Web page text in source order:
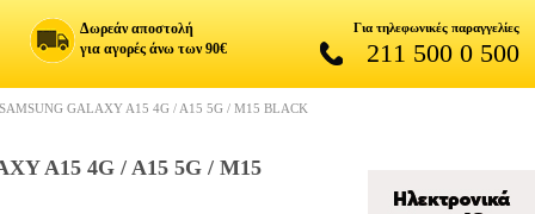
Δωρεάν αποστολή
για αγορές άνω των 90€
Για τηλεφωνικές παραγγελίες
211 500 0 500
GALAXY A15 4G / A15 5G / M15 BLACK
A15 4G / A15 5G / M15